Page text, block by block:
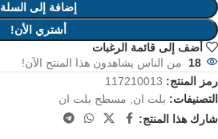
إضافة إلى السلة
أشتري الأن!
أضف إلى قائمة الرغبات
18 من الناس يشاهدون هذا المنتج الآن!
رمز المنتج: 117210013
التصنيفات: بلت ان, مسطح بلت ان
شارك هذا المنتج: